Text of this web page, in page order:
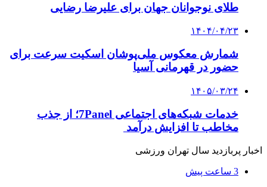
طلای نوجوانان جهان برای علیرضا رضایی
۱۴۰۴/۰۴/۲۳
شمارش معکوس ملی‌پوشان اسکیت سرعت برای
حضور در قهرمانی آسیا
۱۴۰۵/۰۳/۲۴
خدمات شبکه‌های اجتماعی 7Panel؛ از جذب
مخاطب تا افزایش درآمد
اخبار پربازدید سال تهران ورزشی
3 ساعت پیش